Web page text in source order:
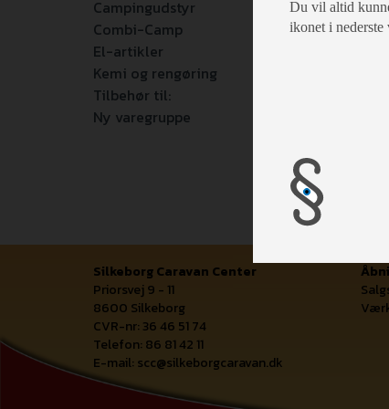
Campingudstyr
Combi-Camp
El-artikler
Kemi og rengøring
Tilbehør til:
Ny varegruppe
Silkeborg Caravan Center
Priorsvej 9 - 11
8600 Silkeborg
CVR-nr: 36 46 51 74
Telefon: 86 81 42 11
E-mail: scc@silkeborgcaravan.dk
Du vil altid
ikonet i nederste